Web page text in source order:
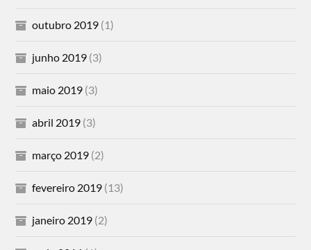
outubro 2019 (1)
junho 2019 (3)
maio 2019 (3)
abril 2019 (3)
março 2019 (2)
fevereiro 2019 (13)
janeiro 2019 (2)